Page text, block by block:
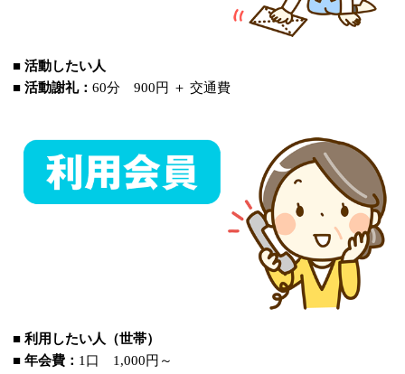
■ 活動したい人
■ 活動謝礼： 60分 900円 ＋ 交通費
■ 利用したい人（世帯）
■ 年会費： 1口 1,000円～